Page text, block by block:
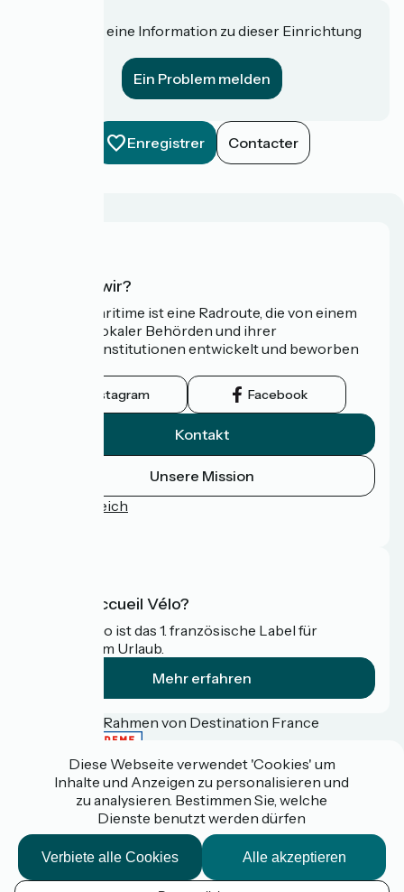
Haben Sie eine Information zu dieser Einrichtung
Ein Problem melden
Enregistrer Contacter
Wer sind wir?
Die Vélomaritime ist eine Radroute, die von einem
Netzwerk lokaler Behörden und ihrer
Tourismusinstitutionen entwickelt und beworben
Instagram Facebook
Kontakt
Unsere Mission
Pressebereich
Was ist Accueil Vélo?
Accueil Vélo ist das 1. französische Label für
Radfahrer im Urlaub.
Mehr erfahren
Gefördert im Rahmen von Destination France
Espace pro / presse
Plan du site
Mentions légales
Kontakt
Réalisation :
StudioJuilletet France Vélo Tourisme
Diese Webseite verwendet 'Cookies' um
Inhalte und Anzeigen zu personalisieren und
zu analysieren. Bestimmen Sie, welche
Dienste benutzt werden dürfen
Alle akzeptieren
Verbiete alle Cookies